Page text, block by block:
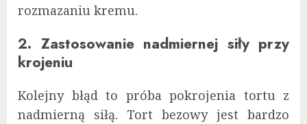
rozmazaniu kremu.
2. Zastosowanie nadmiernej siły przy
krojeniu
Kolejny błąd to próba pokrojenia tortu z
nadmierną siłą. Tort bezowy jest bardzo